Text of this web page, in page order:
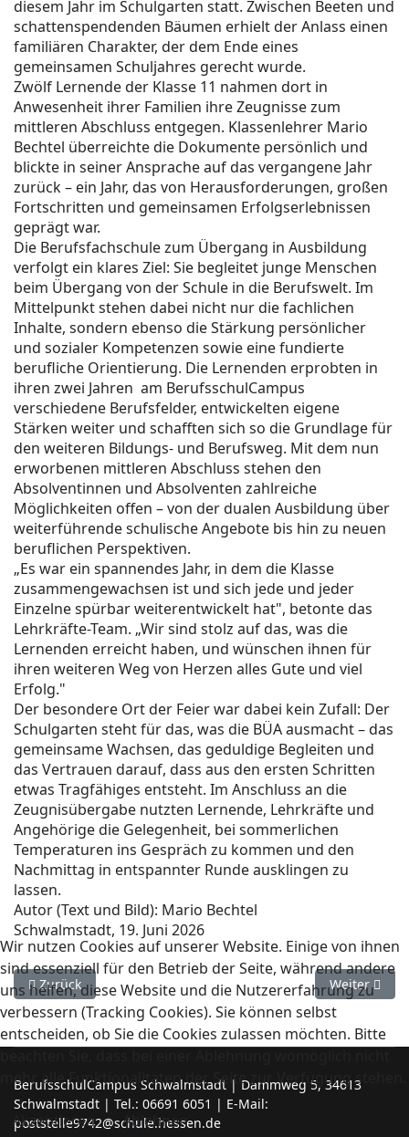
diesem Jahr im Schulgarten statt. Zwischen Beeten und
schattenspendenden Bäumen erhielt der Anlass einen
familiären Charakter, der dem Ende eines
gemeinsamen Schuljahres gerecht wurde.
Zwölf Lernende der Klasse 11 nahmen dort in
Anwesenheit ihrer Familien ihre Zeugnisse zum
mittleren Abschluss entgegen. Klassenlehrer Mario
Bechtel überreichte die Dokumente persönlich und
blickte in seiner Ansprache auf das vergangene Jahr
zurück – ein Jahr, das von Herausforderungen, großen
Fortschritten und gemeinsamen Erfolgserlebnissen
geprägt war.
Die Berufsfachschule zum Übergang in Ausbildung
verfolgt ein klares Ziel: Sie begleitet junge Menschen
beim Übergang von der Schule in die Berufswelt. Im
Mittelpunkt stehen dabei nicht nur die fachlichen
Inhalte, sondern ebenso die Stärkung persönlicher
und sozialer Kompetenzen sowie eine fundierte
berufliche Orientierung. Die Lernenden erprobten in
ihren zwei Jahren am BerufsschulCampus
verschiedene Berufsfelder, entwickelten eigene
Stärken weiter und schafften sich so die Grundlage für
den weiteren Bildungs- und Berufsweg. Mit dem nun
erworbenen mittleren Abschluss stehen den
Absolventinnen und Absolventen zahlreiche
Möglichkeiten offen – von der dualen Ausbildung über
weiterführende schulische Angebote bis hin zu neuen
beruflichen Perspektiven.
„Es war ein spannendes Jahr, in dem die Klasse
zusammengewachsen ist und sich jede und jeder
Einzelne spürbar weiterentwickelt hat", betonte das
Lehrkräfte-Team. „Wir sind stolz auf das, was die
Lernenden erreicht haben, und wünschen ihnen für
ihren weiteren Weg von Herzen alles Gute und viel
Erfolg."
Der besondere Ort der Feier war dabei kein Zufall: Der
Schulgarten steht für das, was die BÜA ausmacht – das
gemeinsame Wachsen, das geduldige Begleiten und
das Vertrauen darauf, dass aus den ersten Schritten
etwas Tragfähiges entsteht. Im Anschluss an die
Zeugnisübergabe nutzten Lernende, Lehrkräfte und
Angehörige die Gelegenheit, bei sommerlichen
Temperaturen ins Gespräch zu kommen und den
Nachmittag in entspannter Runde ausklingen zu
lassen.
Autor (Text und Bild): Mario Bechtel
Schwalmstadt, 19. Juni 2026
Vorheriger Beitrag: Sozialassistenten am
Zurück Nächster
Weiter
BerufsschulCampus Schwalmstadt | Dammweg 5, 34613
Schwalmstadt | Tel.: 06691 6051 | E-Mail:
poststelle9742@schule.hessen.de
Wir nutzen Cookies auf unserer Website. Einige von ihnen
sind essenziell für den Betrieb der Seite, während andere
uns helfen, diese Website und die Nutzererfahrung zu
verbessern (Tracking Cookies). Sie können selbst
entscheiden, ob Sie die Cookies zulassen möchten. Bitte
mehr alle Funktionalitäten der Seite zur Verfügung stehen.
Akzeptieren Ablehnen